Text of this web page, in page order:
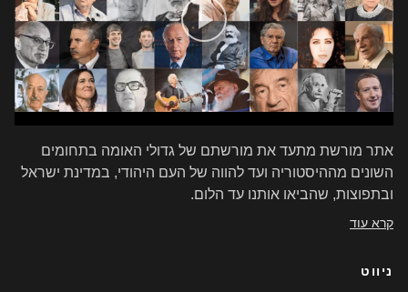
אתר מורשת מתעד את מורשתם של גדולי האומה בתחומים
השונים מההיסטוריה ועד להווה של העם היהודי, במדינת ישראל
ובתפוצות, שהביאו אותנו עד הלום.
קרא עוד
ניווט